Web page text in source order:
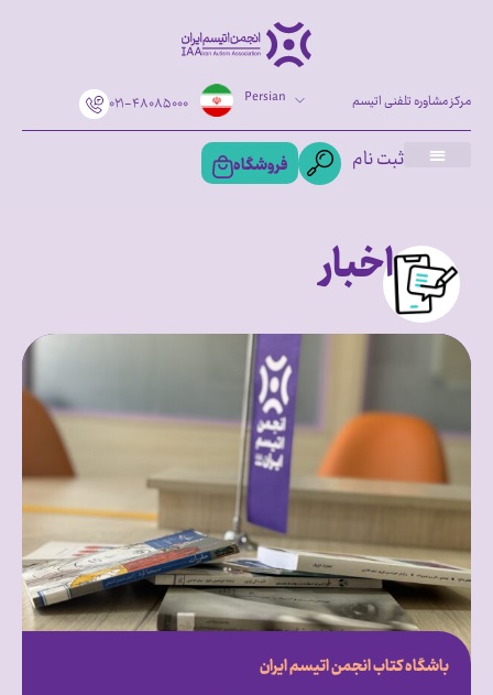
۰۲۱-۴۸۰۸۵۰۰۰ Persian مرکز مشاوره تلفنی اتیسم
ثبت نام فروشگاه
اخبار
باشگاه کتاب انجمن اتیسم ایران